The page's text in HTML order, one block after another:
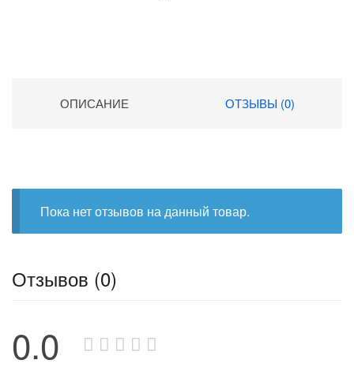
ОПИСАНИЕ ОТЗЫВЫ (0)
Пока нет отзывов на данный товар.
Отзывов (0)
0.0